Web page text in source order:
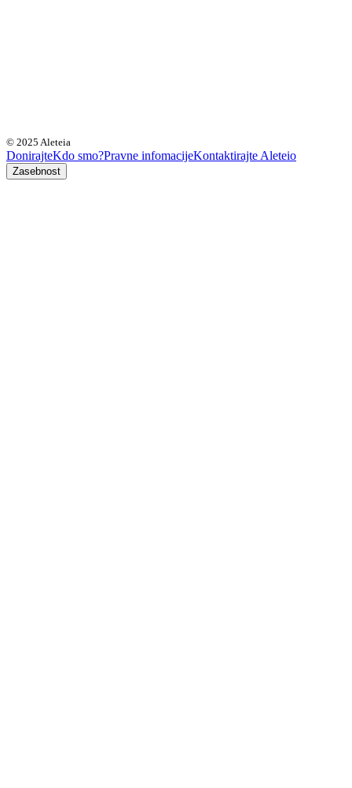
© 2025 Aleteia
DonirajteKdo smo?Pravne infomacijeKontaktirajte Aleteio
Zasebnost